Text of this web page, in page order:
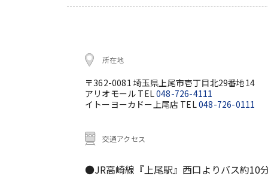
所在地
〒362-0081 埼玉県上尾市壱丁目北29番地14
アリオモール TEL048-726-4111
イトーヨーカドー上尾店 TEL048-726-0111
交通アクセス
●JR高崎線『上尾駅』西口よりバス約10